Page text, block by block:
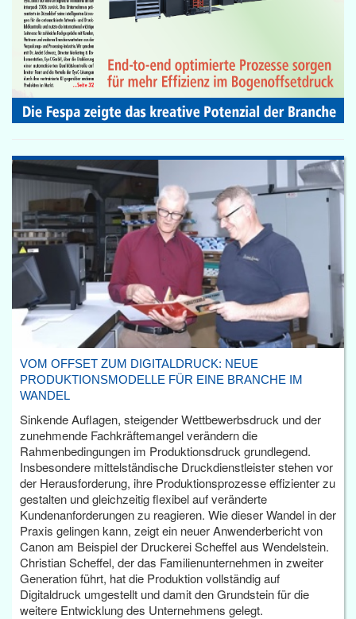
VOM OFFSET ZUM DIGITALDRUCK: NEUE
PRODUKTIONSMODELLE FÜR EINE BRANCHE IM
WANDEL
Sinkende Auflagen, steigender Wettbewerbsdruck und der
zunehmende Fachkräftemangel verändern die
Rahmenbedingungen im Produktionsdruck grundlegend.
Insbesondere mittelständische Druckdienstleister stehen vor
der Herausforderung, ihre Produktionsprozesse effizienter zu
gestalten und gleichzeitig flexibel auf veränderte
Kundenanforderungen zu reagieren. Wie dieser Wandel in der
Praxis gelingen kann, zeigt ein neuer Anwenderbericht von
Canon am Beispiel der Druckerei Scheffel aus Wendelstein.
Christian Scheffel, der das Familienunternehmen in zweiter
Generation führt, hat die Produktion vollständig auf
Digitaldruck umgestellt und damit den Grundstein für die
weitere Entwicklung des Unternehmens gelegt.